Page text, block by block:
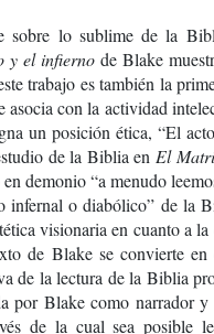
sobre lo sublime de la
y el infiernode Blake
trabajo es también la
asocia con la actividad
un posición ética, “El
de la Biblia en El
demonio “a menudo
infernal o diabólico” de la
visionaria en cuanto a
de Blake se convierte
de la lectura de la Biblia
por Blake como narrador y
de la cual sea posible